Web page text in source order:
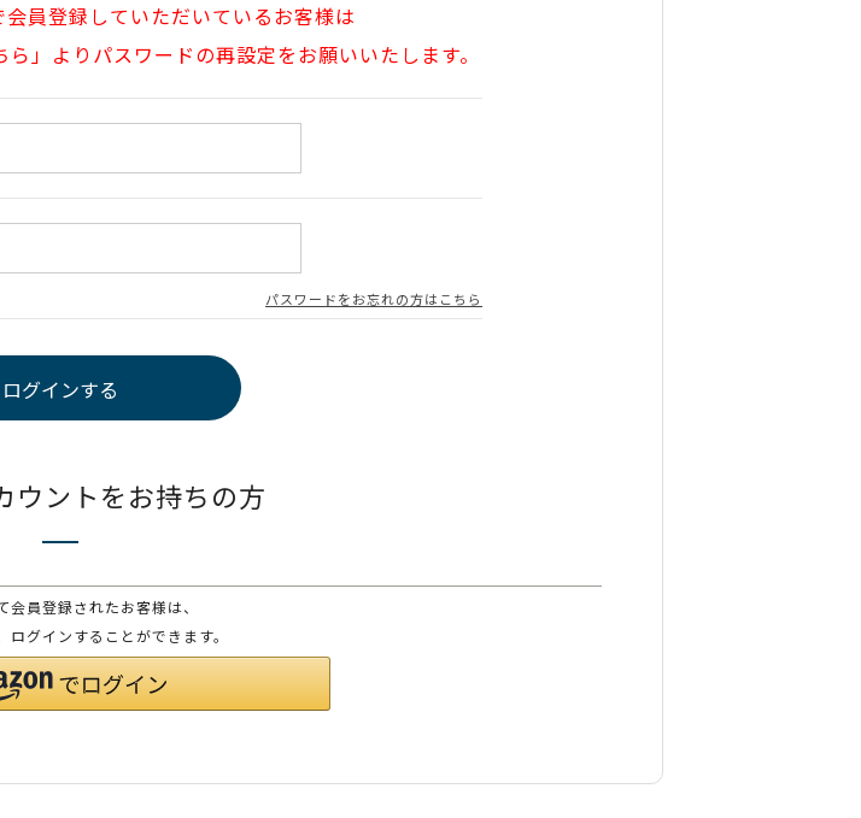
員登録していただいているお客様は
」よりパスワードの再設定をお願いいたします。
パスワードをお忘れの方はこちら
ウントをお持ちの方
員登録されたお客様は、
グインすることができます。